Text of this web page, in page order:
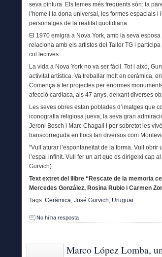
seva pintura. Els temes més freqüents són: la
l’home i la dona universal, les formes espacials i
personatges de la realitat quotidiana.
El 1970 emigra a Nova York, amb la seva
relaciona amb els artistes del Taller TG i
col.lectives.
La vida a Nova York no va ser fàcil. Tot i això,
activitat artística. Va treballar molt en ceràmica,
Comença a fer projectes per enormes
afecció cardíaca, als 47 anys, deixant diverses
Les seves obres estan poblades d’imatges que
iconografia religiosa jueva, la seva gran
Jeroni Bosch i Marc Chagall i per sobretot les
transcorreguda en llocs tan diversos com
“Vull aturar l’espontaneïtat de la forma. Vull
l’espai infinit. Vull fer un art que es dirigeixi cap al
Gurvich)
Text extret del llibre “Rescate de la memoria
Mercedes González, Rosina Rubio i Carmen
Tags: Ceràmica, José Gurvich, Uruguai
No hi ha resposta
Marco López Lomba,